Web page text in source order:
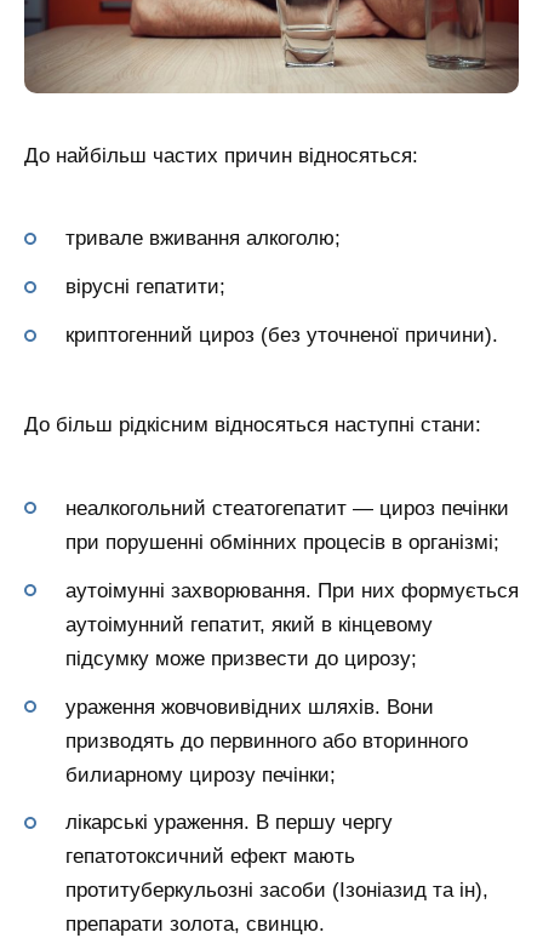
До найбільш частих причин відносяться:
тривале вживання алкоголю;
вірусні гепатити;
криптогенний цироз (без уточненої причини).
До більш рідкісним відносяться наступні стани:
неалкогольний стеатогепатит — цироз печінки
при порушенні обмінних процесів в організмі;
аутоімунні захворювання. При них формується
аутоімунний гепатит, який в кінцевому
підсумку може призвести до цирозу;
ураження жовчовивідних шляхів. Вони
призводять до первинного або вторинного
билиарному цирозу печінки;
лікарські ураження. В першу чергу
гепатотоксичний ефект мають
протитуберкульозні засоби (Ізоніазид та ін),
препарати золота, свинцю.